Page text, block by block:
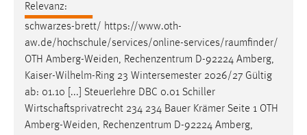
Relevanz:
schwarzes-brett/ https://www.oth-
aw.de/hochschule/services/online-services/raumfinder/
OTH Amberg-Weiden, Rechenzentrum D-92224 Amberg,
Kaiser-Wilhelm-Ring 23 Wintersemester 2026/27 Gültig
ab: 01.10 [...] Steuerlehre DBC 0.01 Schiller
Wirtschaftsprivatrecht 234 234 Bauer Krämer Seite 1 OTH
Amberg-Weiden, Rechenzentrum D-92224 Amberg,